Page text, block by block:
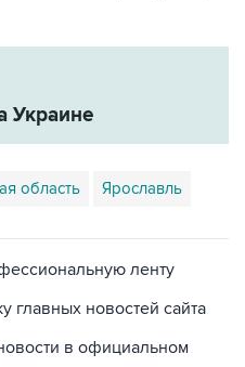
Украине
область Ярославль
ленту
главных новостей сайта
в официальном